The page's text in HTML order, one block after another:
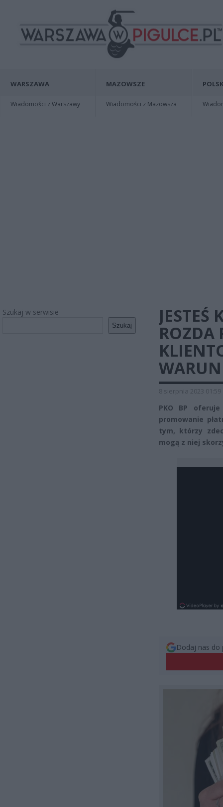
WARSZAWA
Wiadomości z Warszawy
MAZOWSZE
Wiadomości z Mazowsza
Szukaj w serwisie
Szukaj
ROZDA
8 sierpnia 2023 01:59
PKO BP
promowanie
tym, którzy
mogą z niej
Dodaj nas do